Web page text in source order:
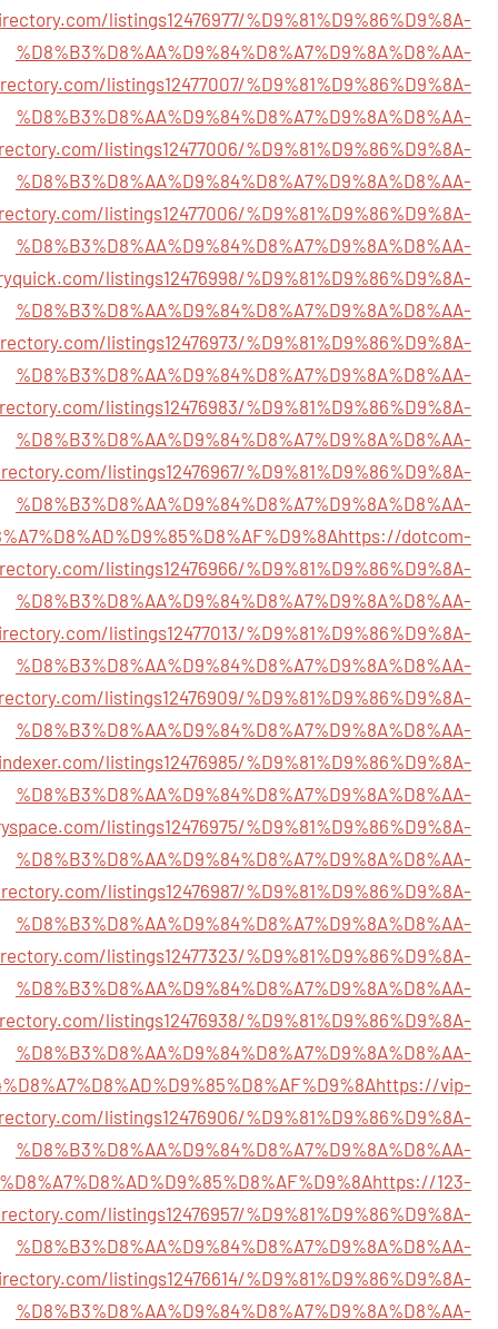
listings12476977/%D9%81%D9%86%D9%8A-
%D8%B3%D8%AA%D9%84%D8%A7%D9%8A%D8%AA-
listings12477007/%D9%81%D9%86%D9%8A-
%D8%B3%D8%AA%D9%84%D8%A7%D9%8A%D8%AA-
listings12477006/%D9%81%D9%86%D9%8A-
%D8%B3%D8%AA%D9%84%D8%A7%D9%8A%D8%AA-
listings12477006/%D9%81%D9%86%D9%8A-
%D8%B3%D8%AA%D9%84%D8%A7%D9%8A%D8%AA-
listings12476998/%D9%81%D9%86%D9%8A-
%D8%B3%D8%AA%D9%84%D8%A7%D9%8A%D8%AA-
listings12476973/%D9%81%D9%86%D9%8A-
%D8%B3%D8%AA%D9%84%D8%A7%D9%8A%D8%AA-
listings12476983/%D9%81%D9%86%D9%8A-
%D8%B3%D8%AA%D9%84%D8%A7%D9%8A%D8%AA-
listings12476967/%D9%81%D9%86%D9%8A-
%D8%B3%D8%AA%D9%84%D8%A7%D9%8A%D8%AA-
https://dotcom-
listings12476966/%D9%81%D9%86%D9%8A-
%D8%B3%D8%AA%D9%84%D8%A7%D9%8A%D8%AA-
listings12477013/%D9%81%D9%86%D9%8A-
%D8%B3%D8%AA%D9%84%D8%A7%D9%8A%D8%AA-
listings12476909/%D9%81%D9%86%D9%8A-
%D8%B3%D8%AA%D9%84%D8%A7%D9%8A%D8%AA-
listings12476985/%D9%81%D9%86%D9%8A-
%D8%B3%D8%AA%D9%84%D8%A7%D9%8A%D8%AA-
listings12476975/%D9%81%D9%86%D9%8A-
%D8%B3%D8%AA%D9%84%D8%A7%D9%8A%D8%AA-
listings12476987/%D9%81%D9%86%D9%8A-
%D8%B3%D8%AA%D9%84%D8%A7%D9%8A%D8%AA-
listings12477323/%D9%81%D9%86%D9%8A-
%D8%B3%D8%AA%D9%84%D8%A7%D9%8A%D8%AA-
listings12476938/%D9%81%D9%86%D9%8A-
%D8%B3%D8%AA%D9%84%D8%A7%D9%8A%D8%AA-
https://vip-
listings12476906/%D9%81%D9%86%D9%8A-
%D8%B3%D8%AA%D9%84%D8%A7%D9%8A%D8%AA-
https://123-
listings12476957/%D9%81%D9%86%D9%8A-
%D8%B3%D8%AA%D9%84%D8%A7%D9%8A%D8%AA-
listings12476614/%D9%81%D9%86%D9%8A-
%D8%B3%D8%AA%D9%84%D8%A7%D9%8A%D8%AA-